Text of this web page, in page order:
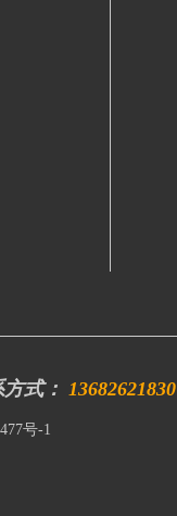
式： 13682621830
号-1